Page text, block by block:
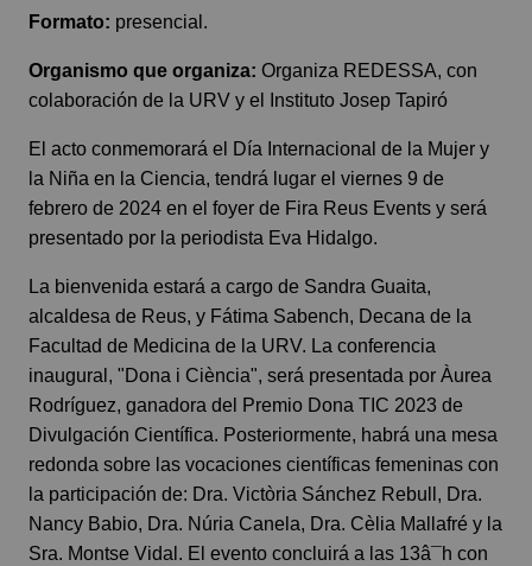
Formato: presencial.
Organismo que organiza: Organiza REDESSA, con
colaboración de la URV y el Instituto Josep Tapiró
El acto conmemorará el Día Internacional de la Mujer y
la Niña en la Ciencia, tendrá lugar el viernes 9 de
febrero de 2024 en el foyer de Fira Reus Events y será
presentado por la periodista Eva Hidalgo.
La bienvenida estará a cargo de Sandra Guaita,
alcaldesa de Reus, y Fátima Sabench, Decana de la
Facultad de Medicina de la URV. La conferencia
inaugural, "Dona i Ciència", será presentada por Àurea
Rodríguez, ganadora del Premio Dona TIC 2023 de
Divulgación Científica. Posteriormente, habrá una mesa
redonda sobre las vocaciones científicas femeninas con
la participación de: Dra. Victòria Sánchez Rebull, Dra.
Nancy Babio, Dra. Núria Canela, Dra. Cèlia Mallafré y la
Sra. Montse Vidal. El evento concluirá a las 13â¯h con